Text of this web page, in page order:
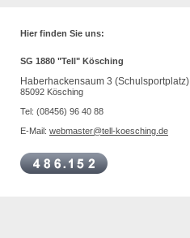
Hier finden Sie uns:
SG 1880 "Tell" Kösching
Haberhackensaum 3 (Schulsportplatz)
85092 Kösching
Tel: (08456) 96 40 88
E-Mail: webmaster@tell-koesching.de